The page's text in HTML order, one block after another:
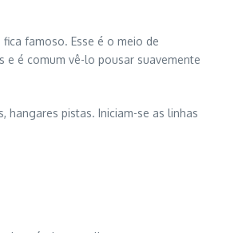
famoso. Esse é o meio de
e é comum vê-lo pousar suavemente
hangares pistas. Iniciam-se as linhas